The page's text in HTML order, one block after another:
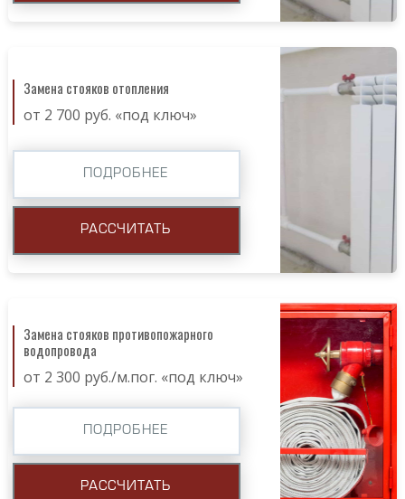
Замена стояков отопления
от 2 700 руб. «под ключ»
ПОДРОБНЕЕ
РАССЧИТАТЬ
Замена стояков противопожарного
водопровода
от 2 300 руб./м.пог. «под ключ»
ПОДРОБНЕЕ
РАССЧИТАТЬ